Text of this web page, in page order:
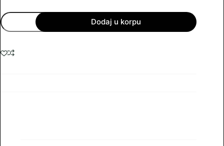
LONGSE
SET
4
AHD4X4Km-
8MP-
Dodaj u korpu